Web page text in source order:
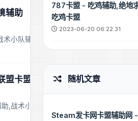
辅助
小队辅助
盟卡盟
,战术小队辅助
787卡盟 - 吃鸡辅助,绝地
吃鸡卡盟
2023-06-20 06:22:31
随机文章
Steam发卡网卡盟辅助网